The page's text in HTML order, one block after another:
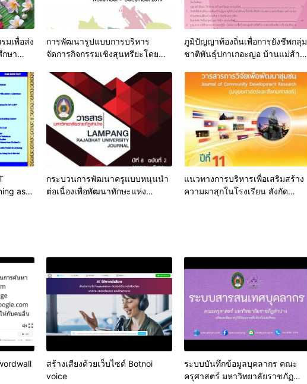
มเพื่อส่ง
กษา
การพัฒนารูปแบบการบริหาร
จัดการกิจกรรมเชิงสุนทรียะโดย
ตำบลน้ำโจ้ อำเภอแม่ทะ จังหวัด
ภูมิปัญญาท้องถิ่นเพื่อการยังชีพกลุ่ม
ชาติพันธุ์ปกาเกอะญอ บ้านแม่ส้าน
as a
กระบวนการพัฒนาครูแบบหนุนนำ
ต่อเนื่องเพื่อพัฒนาทักษะแห่ง
แนวทางการบริหารเพื่อเสริมสร้าง
ความผาสุกในโรงเรียน สังกัด
สร้างเสียงด้วยเว็บไซต์ Botnoi
voice
ระบบบันทึกข้อมูลบุคลากร คณะ
ครุศาสตร์ มหาวิทยาลัยราชภัฏ